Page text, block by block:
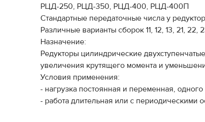
РЦД-250, РЦД-350, РЦД-400, РЦД-400П
Стандартные передаточные числа у
Различные варианты сборок 11, 12, 13, 21, 22,
Назначение:
Редукторы цилиндрические
увеличения крутящего момента и
Условия применения:
- нагрузка постоянная и переменная,
- работа длительная или с периодическими